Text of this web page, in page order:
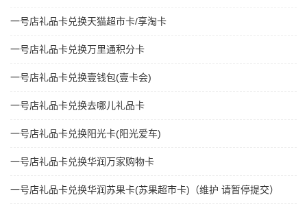
一号店礼品卡兑换天猫超市卡/享淘卡
一号店礼品卡兑换万里通积分卡
一号店礼品卡兑换壹钱包(壹卡会)
一号店礼品卡兑换去哪儿礼品卡
一号店礼品卡兑换阳光卡(阳光爱车)
一号店礼品卡兑换华润万家购物卡
一号店礼品卡兑换华润苏果卡(苏果超市卡)（维护 请暂停提交）